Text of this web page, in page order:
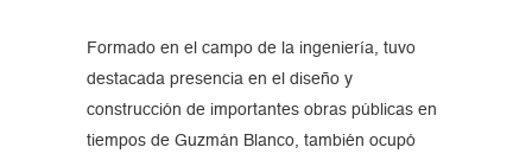
Formado en el campo de la ingeniería, tuvo
destacada presencia en el diseño y
construcción de importantes obras públicas en
tiempos de Guzmán Blanco, también ocupó